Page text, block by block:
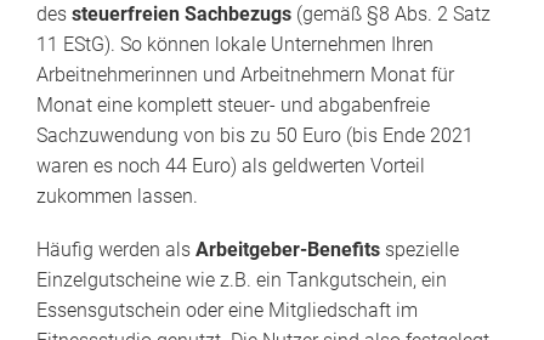
des steuerfreien Sachbezugs (gemäß §8 Abs. 2 Satz
11 EStG). So können lokale Unternehmen Ihren
Arbeitnehmerinnen und Arbeitnehmern Monat für
Monat eine komplett steuer- und abgabenfreie
Sachzuwendung von bis zu 50 Euro (bis Ende 2021
waren es noch 44 Euro) als geldwerten Vorteil
zukommen lassen.
Häufig werden als Arbeitgeber-Benefits spezielle
Einzelgutscheine wie z.B. ein Tankgutschein, ein
Essensgutschein oder eine Mitgliedschaft im